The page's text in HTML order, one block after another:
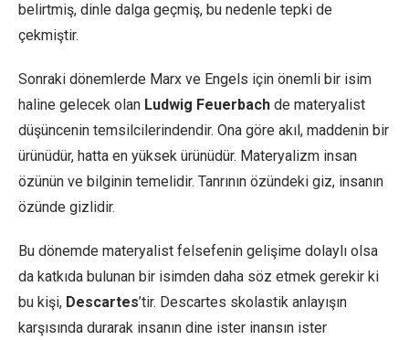
belirtmiş, dinle dalga geçmiş, bu nedenle tepki de
çekmiştir.
Sonraki dönemlerde Marx ve Engels için önemli bir isim
haline gelecek olan Ludwig Feuerbach de materyalist
düşüncenin temsilcilerindendir. Ona göre akıl, maddenin bir
ürünüdür, hatta en yüksek ürünüdür. Materyalizm insan
özünün ve bilginin temelidir. Tanrının özündeki giz, insanın
özünde gizlidir.
Bu dönemde materyalist felsefenin gelişime dolaylı olsa
da katkıda bulunan bir isimden daha söz etmek gerekir ki
bu kişi, Descartes’tir. Descartes skolastik anlayışın
karşısında durarak insanın dine ister inansın ister